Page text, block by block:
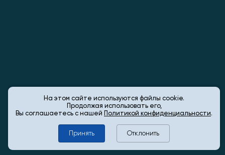
На этом сайте используются файлы cookie.
Продолжая использовать его,
Вы соглашаетесь с нашей Политикой конфиденциальности.
Принять Отклонить